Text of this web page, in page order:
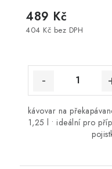
404 Kč bez DPH
489 Kč
kávovar na
1,25 l • ideální pro